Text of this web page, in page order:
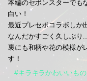
本編のセボンスターでも
白い！
最近プレセボコラボしか
なんだかすごく久しぶり…
裏にも和柄や花の模様が
す！
#キラキラかわいいもの